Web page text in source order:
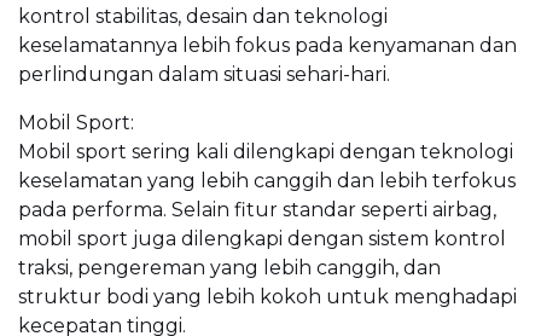
kontrol stabilitas, desain dan teknologi
keselamatannya lebih fokus pada kenyamanan dan
perlindungan dalam situasi sehari-hari.
Mobil Sport:
Mobil sport sering kali dilengkapi dengan teknologi
keselamatan yang lebih canggih dan lebih terfokus
pada performa. Selain fitur standar seperti airbag,
mobil sport juga dilengkapi dengan sistem kontrol
traksi, pengereman yang lebih canggih, dan
struktur bodi yang lebih kokoh untuk menghadapi
kecepatan tinggi.